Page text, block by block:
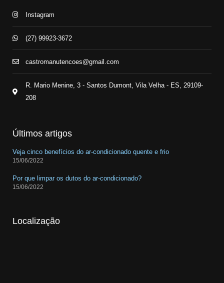
Instagram
(27) 99923-3672
castromanutencoes@gmail.com
R. Mario Menine, 3 - Santos Dumont, Vila Velha - ES, 29109-
208
Últimos artigos
Veja cinco benefícios do ar-condicionado quente e frio
15/06/2022
Por que limpar os dutos do ar-condicionado?
15/06/2022
Localização